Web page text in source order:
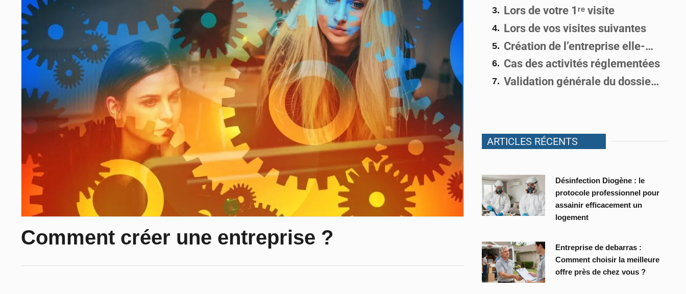
Comment créer une entreprise ?
Lors de votre 1ʳᵉ visite
Lors de vos visites suivantes
Création de l’entreprise elle-même
Cas des activités réglementées
Validation générale du dossier et règlement de frais
ARTICLES RÉCENTS
Désinfection Diogène : le
protocole professionnel pour
assainir efficacement un
logement
Entreprise de debarras :
Comment choisir la meilleure
offre près de chez vous ?